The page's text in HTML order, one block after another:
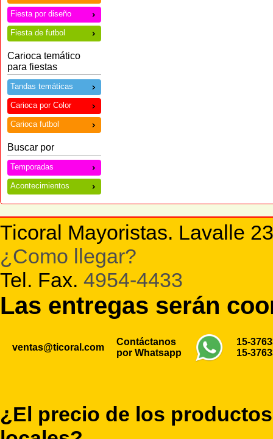
Fiesta por diseño
Fiesta de futbol
Carioca temático
para fiestas
Tandas temáticas
Carioca por Color
Carioca futbol
Buscar por
Temporadas
Acontecimientos
Ticoral Mayoristas. Lavalle
¿Como llegar?
Tel. Fax. 4954-4433
Las entregas serán
ventas@ticoral.com
Contáctanos
por Whatsapp
15-
15-
¿El precio de los